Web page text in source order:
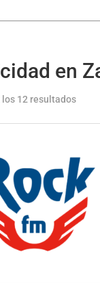
en
12 resultados